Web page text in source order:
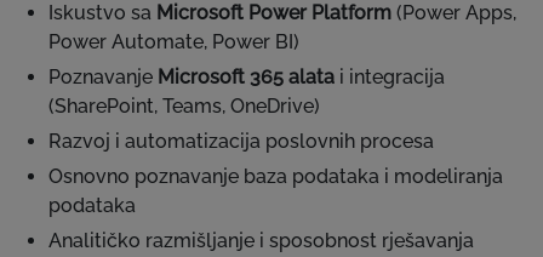
Iskustvo sa Microsoft Power Platform (Power Apps,
Power Automate, Power BI)
Poznavanje Microsoft 365 alata i integracija
(SharePoint, Teams, OneDrive)
Razvoj i automatizacija poslovnih procesa
Osnovno poznavanje baza podataka i modeliranja
podataka
Analitičko razmišljanje i sposobnost rješavanja